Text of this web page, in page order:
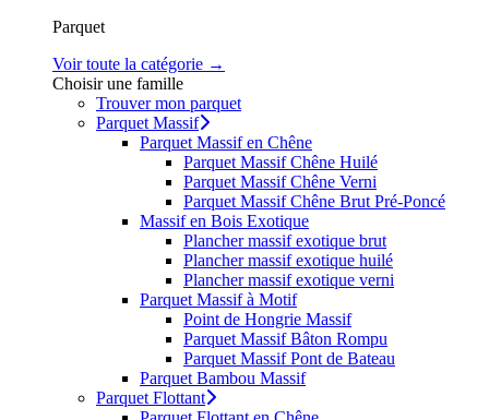
Parquet
Voir toute la catégorie →
Choisir une famille
Trouver mon parquet
Parquet Massif
Parquet Massif en Chêne
Parquet Massif Chêne Huilé
Parquet Massif Chêne Verni
Parquet Massif Chêne Brut Pré-Poncé
Massif en Bois Exotique
Plancher massif exotique brut
Plancher massif exotique huilé
Plancher massif exotique verni
Parquet Massif à Motif
Point de Hongrie Massif
Parquet Massif Bâton Rompu
Parquet Massif Pont de Bateau
Parquet Bambou Massif
Parquet Flottant